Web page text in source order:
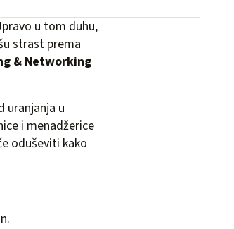
u tom duhu,
strast prema
& Networking
uranjanja u
i menadžerice
oduševiti kako